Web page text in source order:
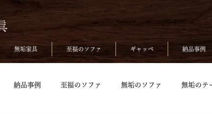
無垢家具 至福のソファ ギャッベ 納品事例
納品事例 至福のソファ 無垢のソファ 無垢のテ